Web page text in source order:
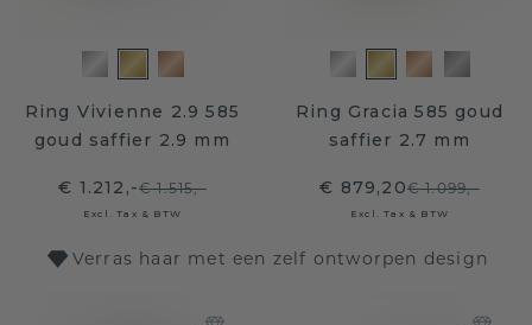
Ring Vivienne 2.9 585
goud saffier 2.9 mm
€ 1.212,-€ 1.515,-
Excl. Tax & BTW
Ring Gracia 585 goud
saffier 2.7 mm
€ 879,20€ 1.099,-
Excl. Tax & BTW
Verras haar met een zelf ontworpen design